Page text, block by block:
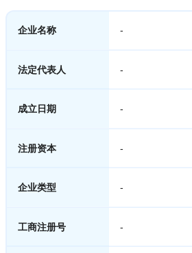
企业名称 -
法定代表人 -
成立日期 -
注册资本 -
企业类型 -
工商注册号 -